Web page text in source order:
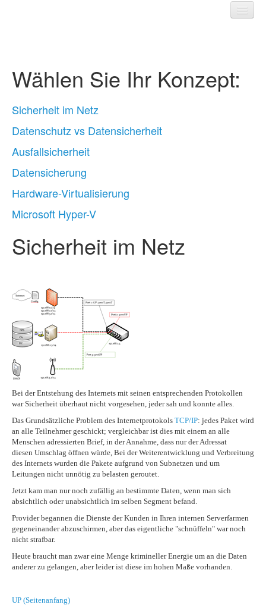
Home
Konzepte
Impressum/ Kontakt
Wählen Sie Ihr Konzept:
Sicherheit im Netz
Datenschutz vs Datensicherheit
Ausfallsicherheit
Datensicherung
Hardware-Virtualisierung
Microsoft Hyper-V
Sicherheit im Netz
Bei der Entstehung des Internets mit seinen entsprechenden Protokollen
war Sicherheit überhaut nicht vorgesehen, jeder sah und konnte alles.
Das Grundsätzliche Problem des Internetprotokols TCP/IP: jedes Paket wird
an alle Teilnehmer geschickt; vergleichbar ist dies mit einem an alle
Menschen adressierten Brief, in der Annahme, dass nur der Adressat
diesen Umschlag öffnen würde, Bei der Weiterentwicklung und Verbreitung
des Internets wurden die Pakete aufgrund von Subnetzen und um
Leitungen nicht unnötig zu belasten geroutet.
Jetzt kam man nur noch zufällig an bestimmte Daten, wenn man sich
absichtlich oder unabsichtlich im selben Segment befand.
Provider begannen die Dienste der Kunden in Ihren internen Serverfarmen
gegeneinander abzuschirmen, aber das eigentliche "schnüffeln" war noch
nicht strafbar.
Heute braucht man zwar eine Menge krimineller Energie um an die Daten
anderer zu gelangen, aber leider ist diese im hohen Maße vorhanden.
UP (Seitenanfang)